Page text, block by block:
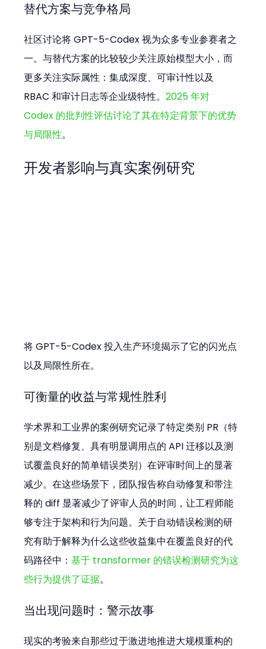
替代方案与竞争格局
社区讨论将 GPT-5-Codex 视为众多专业参赛者之
一。与替代方案的比较较少关注原始模型大小，而
更多关注实际属性：集成深度、可审计性以及
RBAC 和审计日志等企业级特性。2025 年对
Codex 的批判性评估讨论了其在特定背景下的优势
与局限性。
开发者影响与真实案例研究
将 GPT-5-Codex 投入生产环境揭示了它的闪光点
以及局限性所在。
可衡量的收益与常规性胜利
学术界和工业界的案例研究记录了特定类别 PR（特
别是文档修复、具有明显调用点的 API 迁移以及测
试覆盖良好的简单错误类别）在评审时间上的显著
减少。在这些场景下，团队报告称自动修复和带注
释的 diff 显著减少了评审人员的时间，让工程师能
够专注于架构和行为问题。关于自动错误检测的研
究有助于解释为什么这些收益集中在覆盖良好的代
码路径中：基于 transformer 的错误检测研究为这
些行为提供了证据。
当出现问题时：警示故事
现实的考验来自那些过于激进地推进大规模重构的